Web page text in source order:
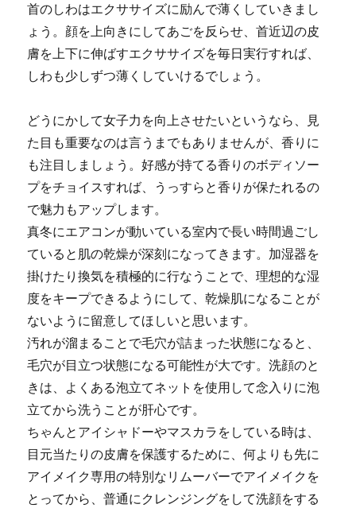
首のしわはエクササイズに励んで薄くしていきまし
ょう。顔を上向きにしてあごを反らせ、首近辺の皮
膚を上下に伸ばすエクササイズを毎日実行すれば、
しわも少しずつ薄くしていけるでしょう。
どうにかして女子力を向上させたいというなら、見
た目も重要なのは言うまでもありませんが、香りに
も注目しましょう。好感が持てる香りのボディソー
プをチョイスすれば、うっすらと香りが保たれるの
で魅力もアップします。
真冬にエアコンが動いている室内で長い時間過ごし
ていると肌の乾燥が深刻になってきます。加湿器を
掛けたり換気を積極的に行なうことで、理想的な湿
度をキープできるようにして、乾燥肌になることが
ないように留意してほしいと思います。
汚れが溜まることで毛穴が詰まった状態になると、
毛穴が目立つ状態になる可能性が大です。洗顔のと
きは、よくある泡立てネットを使用して念入りに泡
立てから洗うことが肝心です。
ちゃんとアイシャドーやマスカラをしている時は、
目元当たりの皮膚を保護するために、何よりも先に
アイメイク専用の特別なリムーバーでアイメイクを
とってから、普通にクレンジングをして洗顔をする